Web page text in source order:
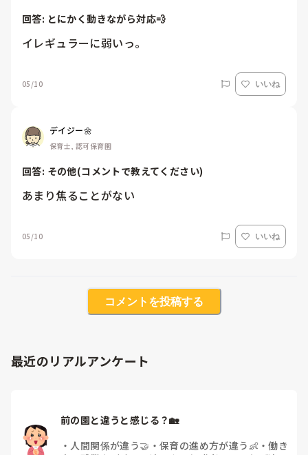
回答: とにかく動きながら対応💨
イレギュラーに弱いっ。
05/10 いいね
デイジー🌼
保育士, 認可保育園
回答: その他(コメントで教えてください)
あまり焦ることがない
05/10 いいね
コメントを投稿する
最近のリアルアンケート
前の園と違うと感じる？🏡
・ 人間関係が違う🤝 ・ 保育の進め方が違う👶 ・働き